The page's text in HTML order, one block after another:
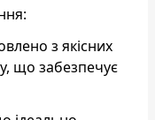
з якісних
що забезпечує